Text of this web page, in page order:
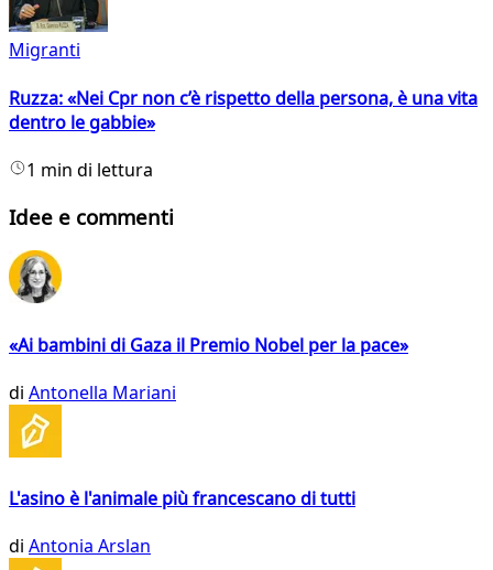
Migranti
Ruzza: «Nei Cpr non c’è rispetto della persona, è una vita
dentro le gabbie»
1 min di lettura
Idee e commenti
«Ai bambini di Gaza il Premio Nobel per la pace»
di Antonella Mariani
L'asino è l'animale più francescano di tutti
di Antonia Arslan